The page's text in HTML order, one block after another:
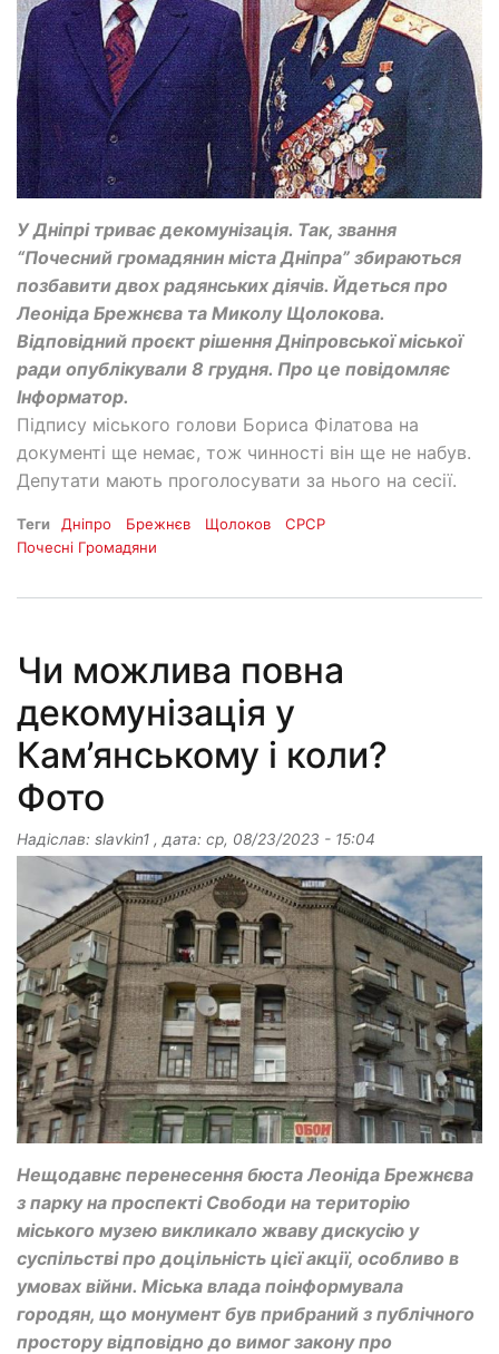
У Дніпрі триває декомунізація. Так, звання
“Почесний громадянин міста Дніпра” збираються
позбавити двох радянських діячів. Йдеться про
Леоніда Брежнєва та Миколу Щолокова.
Відповідний проєкт рішення Дніпровської міської
ради опублікували 8 грудня. Про це повідомляє
Інформатор.
Підпису міського голови Бориса Філатова на
документі ще немає, тож чинності він ще не набув.
Депутати мають проголосувати за нього на сесії.
Теги Дніпро Брежнєв Щолоков
СРСР
Почесні Громадяни
Чи можлива повна
декомунізація у
Кам’янському і коли?
Фото
Надіслав: slavkin1 , дата: ср, 08/23/2023 - 15:04
Нещодавнє перенесення бюста Леоніда Брежнєва
з парку на проспекті Свободи на територію
міського музею викликало жваву дискусію у
суспільстві про доцільність цієї акції, особливо в
умовах війни. Міська влада поінформувала
городян, що монумент був прибраний з публічного
простору відповідно до вимог закону про